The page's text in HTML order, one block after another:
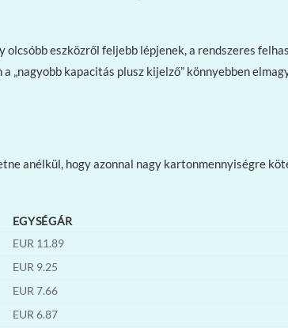
eszközről feljebb lépjenek, a rendszeres
kapacitás plusz kijelző” könnyebben
anélkül, hogy azonnal nagy kartonmennyiségre
EGYSÉGÁR
EUR 11.89
EUR 9.25
EUR 7.66
EUR 6.87